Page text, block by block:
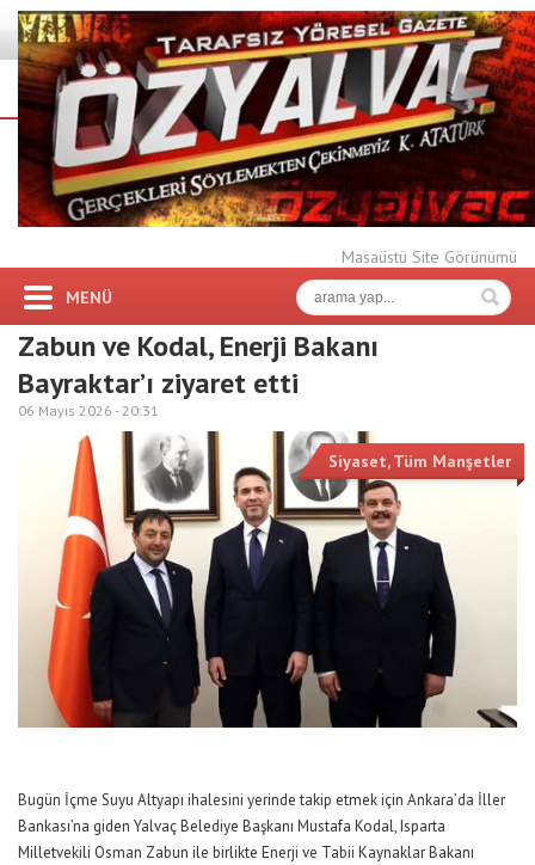
Masaüstü Site Görünümü
MENÜ
Zabun ve Kodal, Enerji Bakanı
Bayraktar’ı ziyaret etti
06 Mayıs 2026 - 20:31
Siyaset,Tüm Manşetler
Bugün İçme Suyu Altyapı ihalesini yerinde takip etmek için Ankara’da İller
Bankası’na giden Yalvaç Belediye Başkanı Mustafa Kodal, Isparta
Milletvekili Osman Zabun ile birlikte Enerji ve Tabii Kaynaklar Bakanı